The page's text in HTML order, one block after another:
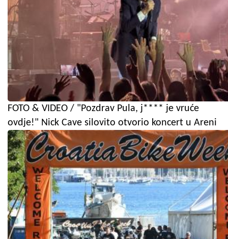
FOTO & VIDEO / "Pozdrav Pula, j**** je vruće
ovdje!" Nick Cave silovito otvorio koncert u Areni